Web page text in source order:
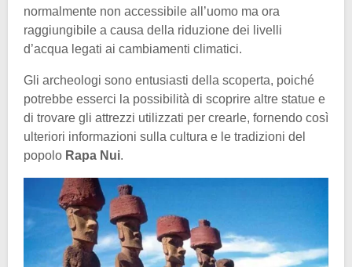
normalmente non accessibile all’uomo ma ora
raggiungibile a causa della riduzione dei livelli
d’acqua legati ai cambiamenti climatici.
Gli archeologi sono entusiasti della scoperta, poiché
potrebbe esserci la possibilità di scoprire altre statue e
di trovare gli attrezzi utilizzati per crearle, fornendo così
ulteriori informazioni sulla cultura e le tradizioni del
popolo Rapa Nui.